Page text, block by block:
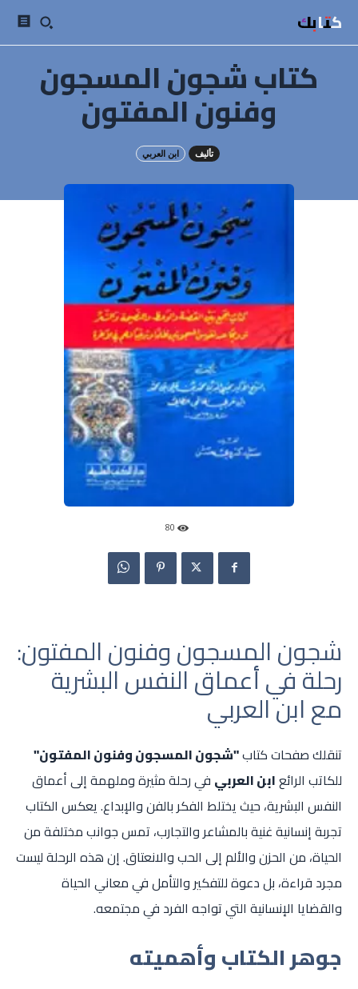
كتابك
كتاب شجون المسجون
وفنون المفتون
تأليف ابن العربي
80
شجون المسجون وفنون المفتون:
رحلة في أعماق النفس البشرية
مع ابن العربي
تنقلك صفحات كتاب"شجون المسجون وفنون المفتون"
للكاتب الرائعابن العربي في رحلة مثيرة وملهمة إلى أعماق
النفس البشرية، حيث يختلط الفكر بالفن والإبداع. يعكس الكتاب
تجربة إنسانية غنية بالمشاعر والتجارب، تمس جوانب مختلفة من
الحياة، من الحزن والألم إلى الحب والانعتاق. إن هذه الرحلة ليست
مجرد قراءة، بل دعوة للتفكير والتأمل في معاني الحياة
والقضايا الإنسانية التي تواجه الفرد في مجتمعه.
جوهر الكتاب وأهميته